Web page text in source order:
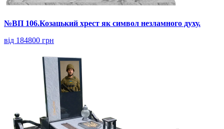
№ВП 106.Козацький хрест як символ незламного духу.
від 184800 грн